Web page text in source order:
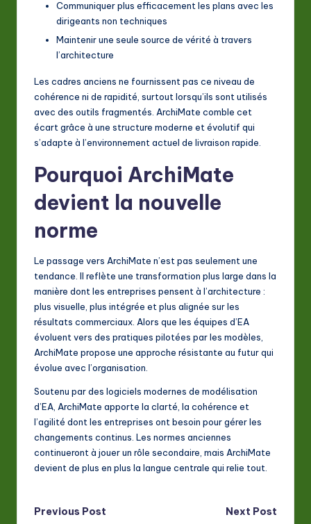
Communiquer plus efficacement les plans avec les
dirigeants non techniques
Maintenir une seule source de vérité à travers
l’architecture
Les cadres anciens ne fournissent pas ce niveau de
cohérence ni de rapidité, surtout lorsqu’ils sont utilisés
avec des outils fragmentés. ArchiMate comble cet
écart grâce à une structure moderne et évolutif qui
s’adapte à l’environnement actuel de livraison rapide.
Pourquoi ArchiMate
devient la nouvelle
norme
Le passage vers ArchiMate n’est pas seulement une
tendance. Il reflète une transformation plus large dans la
manière dont les entreprises pensent à l’architecture :
plus visuelle, plus intégrée et plus alignée sur les
résultats commerciaux. Alors que les équipes d’EA
évoluent vers des pratiques pilotées par les modèles,
ArchiMate propose une approche résistante au futur qui
évolue avec l’organisation.
Soutenu par des logiciels modernes de modélisation
d’EA, ArchiMate apporte la clarté, la cohérence et
l’agilité dont les entreprises ont besoin pour gérer les
changements continus. Les normes anciennes
continueront à jouer un rôle secondaire, mais ArchiMate
devient de plus en plus la langue centrale qui relie tout.
Post
Previous Post
Next Post